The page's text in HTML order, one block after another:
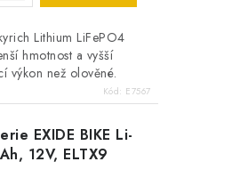
Lithium LiFePO4
hmotnost a vyšší
výkon než olověné.
Kód: E7567
EXIDE BIKE Li-
12V, ELTX9